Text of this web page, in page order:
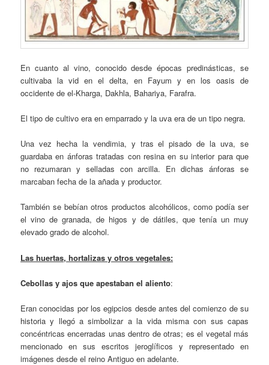
En cuanto al vino, conocido desde épocas predinásticas, se
cultivaba la vid en el delta, en Fayum y en los oasis de
occidente de el-Kharga, Dakhla, Bahariya, Farafra.
El tipo de cultivo era en emparrado y la uva era de un tipo negra.
Una vez hecha la vendimia, y tras el pisado de la uva, se
guardaba en ánforas tratadas con resina en su interior para que
no rezumaran y selladas con arcilla. En dichas ánforas se
marcaban fecha de la añada y productor.
También se bebían otros productos alcohólicos, como podía ser
el vino de granada, de higos y de dátiles, que tenía un muy
elevado grado de alcohol.
Las huertas, hortalizas y otros vegetales:
Cebollas y ajos que apestaban el aliento:
Eran conocidas por los egipcios desde antes del comienzo de su
historia y llegó a simbolizar a la vida misma con sus capas
concéntricas encerradas unas dentro de otras; es el vegetal más
mencionado en sus escritos jeroglíficos y representado en
imágenes desde el reino Antiguo en adelante.